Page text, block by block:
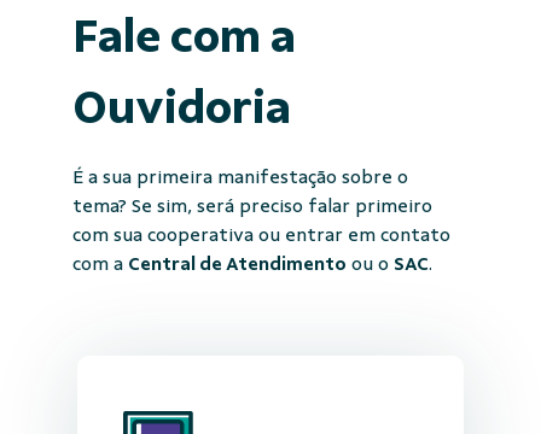
Fale com a
Ouvidoria
É a sua primeira manifestação sobre o
tema? Se sim, será preciso falar primeiro
com sua cooperativa ou entrar em contato
com a Central de Atendimento ou o SAC.